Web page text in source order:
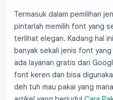
Termasuk dalam pemilihan
pintarlah memilih font yang
terlihat elegan. Kadang hal
banyak sekali jenis font
ada layanan gratis dari
font keren dan bisa
deh tuh mau pakai yang